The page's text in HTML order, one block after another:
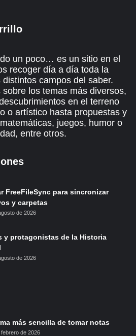
un poco… es un sitio en el
recoger día a día toda la
campos del saber.
los temas más diversos,
en el terreno
o artístico hasta propuestas y
juegos, humor o
entre otros.
FreeFileSync para sincronizar
y carpetas
de 2026
y protagonistas de la Historia
de 2026
más sencilla de tomar notas
febrero de 2026